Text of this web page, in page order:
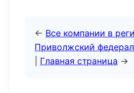
← Все компании в
Приволжский
Главная страница →